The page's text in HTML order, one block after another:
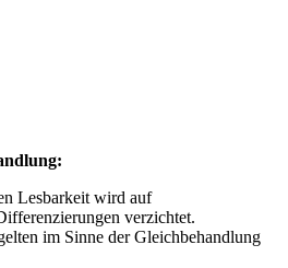
Lesbarkeit wird auf
verzichtet.
im Sinne der Gleichbehandlung